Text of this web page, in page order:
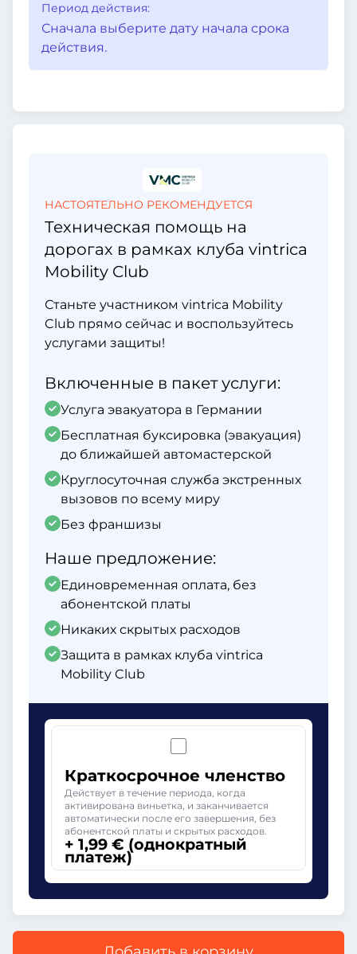
Период действия:
Сначала выберите дату начала срока
действия.
НАСТОЯТЕЛЬНО РЕКОМЕНДУЕТСЯ
Техническая помощь на
дорогах в рамках клуба vintrica
Mobility Club
Станьте участником vintrica Mobility
Club прямо сейчас и воспользуйтесь
услугами защиты!
Включенные в пакет услуги:
Услуга эвакуатора в Германии
Бесплатная буксировка (эвакуация)
до ближайшей автомастерской
Круглосуточная служба экстренных
вызовов по всему миру
Без франшизы
Наше предложение:
Единовременная оплата, без
абонентской платы
Никаких скрытых расходов
Защита в рамках клуба vintrica
Mobility Club
Краткосрочное членство
Действует в течение периода, когда
активирована виньетка, и заканчивается
автоматически после его завершения, без
абонентской платы и скрытых расходов.
+ 1,99 € (однократный
платеж)